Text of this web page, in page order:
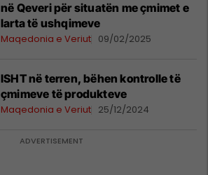
në Qeveri për situatën me çmimet e
larta të ushqimeve
Maqedonia e Veriut 09/02/2025
ISHT në terren, bëhen kontrolle të
çmimeve të produkteve
Maqedonia e Veriut 25/12/2024